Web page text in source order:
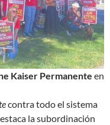
Kaiser Permanente en
contra todo el sistema
la subordinación